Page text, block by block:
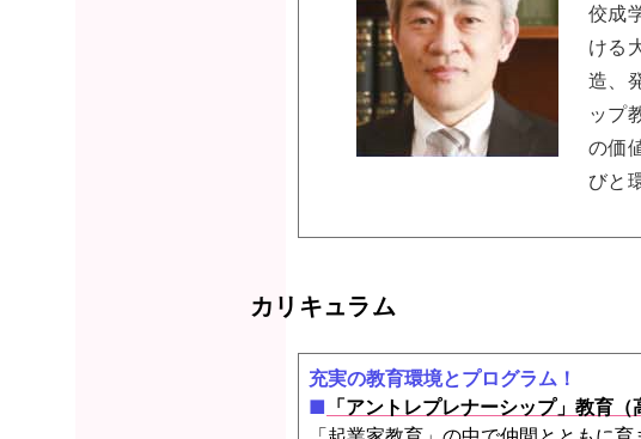
佼成
ける
造、
ップ
の価
びと
カリキュラム
充実の教育環境とプログラム！
■ 「アントレプレナーシップ」教育（